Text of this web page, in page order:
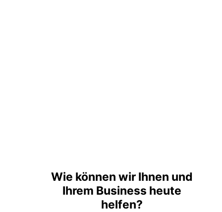
Wie können wir Ihnen und
Ihrem Business heute
helfen?